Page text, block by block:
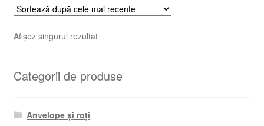
Afișez singurul rezultat
Categorii de produse
Anvelope și roți